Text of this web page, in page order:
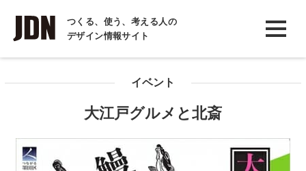
つくる、使う、考える人の
デザイン情報サイト
INTERVIEW
インタビュー
イベント
大江戸グルメと北斎